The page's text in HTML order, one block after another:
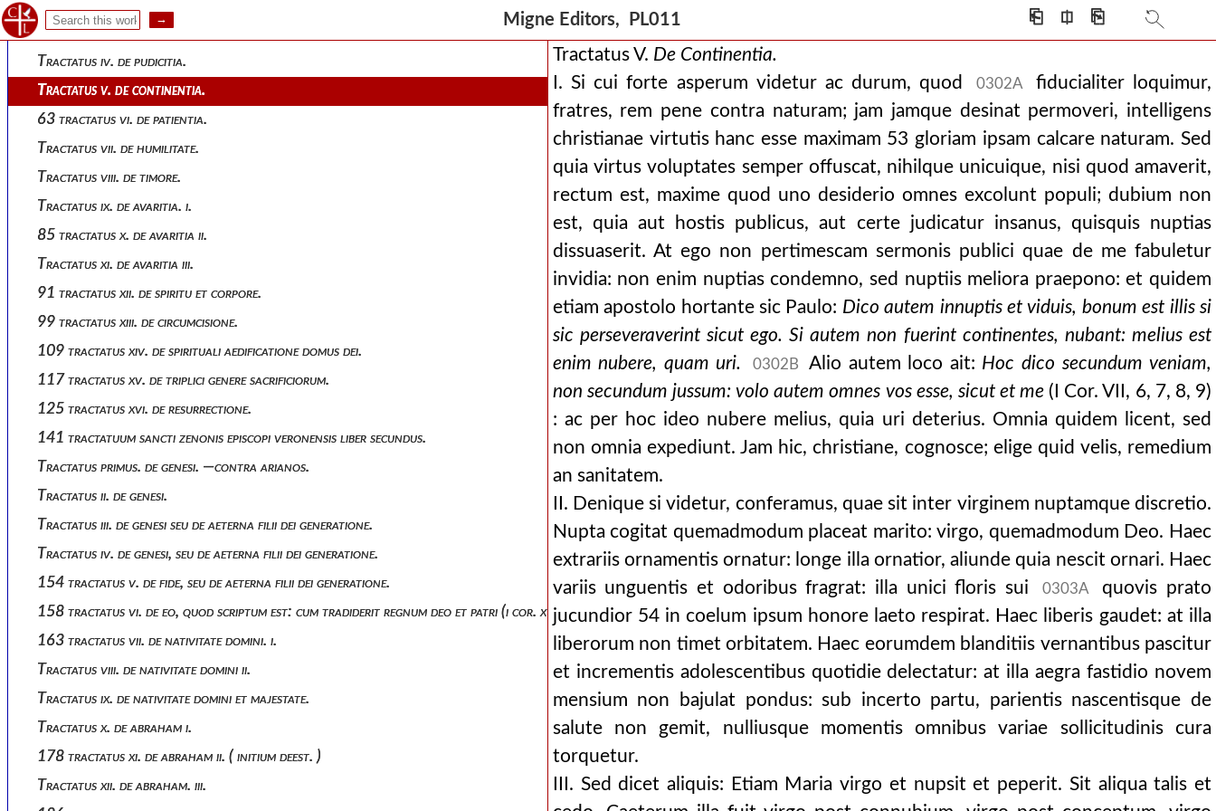
Migne Editors, PL011 ⎗ ⎅ ⎘
30 tractatus iii. de justitia.
Tractatus iv. de pudicitia.
Tractatus v. de continentia.
63 tractatus vi. de patientia.
Tractatus vii. de humilitate.
Tractatus viii. de timore.
Tractatus ix. de avaritia. i.
85 tractatus x. de avaritia ii.
Tractatus xi. de avaritia iii.
91 tractatus xii. de spiritu et corpore.
99 tractatus xiii. de circumcisione.
109 tractatus xiv. de spirituali aedificatione domus dei.
117 tractatus xv. de triplici genere sacrificiorum.
125 tractatus xvi. de resurrectione.
141 tractatuum sancti zenonis episcopi veronensis liber secundus.
Tractatus primus. de genesi. —contra arianos.
Tractatus ii. de genesi.
Tractatus iii. de genesi seu de aeterna filii dei generatione.
Tractatus iv. de genesi, seu de aeterna filii dei generatione.
154 tractatus v. de fide, seu de aeterna filii dei generatione.
158 tractatus vi. de eo, quod scriptum est: cum tradiderit regnum deo et patri (i cor. xv, v. 24).
163 tractatus vii. de nativitate domini. i.
Tractatus viii. de nativitate domini ii.
Tractatus ix. de nativitate domini et majestate.
Tractatus x. de abraham i.
178 tractatus xi. de abraham ii. ( initium deest. )
Tractatus xii. de abraham. iii.
Tractatus V. De Continentia.
I. Si cui forte asperum videtur ac durum, quod
0302A
fiducialiter loquimur,
fratres, rem pene contra naturam; jam jamque desinat permoveri, intelligens
christianae virtutis hanc esse maximam 53 gloriam ipsam calcare naturam. Sed
quia virtus voluptates semper offuscat, nihilque unicuique, nisi quod amaverit,
rectum est, maxime quod uno desiderio omnes excolunt populi; dubium non
est, quia aut hostis publicus, aut certe judicatur insanus, quisquis nuptias
dissuaserit. At ego non pertimescam sermonis publici quae de me fabuletur
invidia: non enim nuptias condemno, sed nuptiis meliora praepono: et quidem
etiam apostolo hortante sic Paulo: Dico autem innuptis et viduis, bonum est illis si
sic perseveraverint sicut ego. Si autem non fuerint continentes, nubant: melius est
enim nubere, quam uri.
0302B Alio autem loco ait: Hoc dico secundum veniam,
non secundum jussum: volo autem omnes vos esse, sicut et me (I Cor. VII, 6, 7, 8, 9)
: ac per hoc ideo nubere melius, quia uri deterius. Omnia quidem licent, sed
non omnia expediunt. Jam hic, christiane, cognosce; elige quid velis, remedium
an sanitatem.
II. Denique si videtur, conferamus, quae sit inter virginem nuptamque discretio.
Nupta cogitat quemadmodum placeat marito: virgo, quemadmodum Deo. Haec
extrariis ornamentis ornatur: longe illa ornatior, aliunde quia nescit ornari. Haec
variis unguentis et odoribus fragrat: illa unici floris sui
0303A
quovis prato
jucundior 54 in coelum ipsum honore laeto respirat. Haec liberis gaudet: at illa
liberorum non timet orbitatem. Haec eorumdem blanditiis vernantibus pascitur
et incrementis adolescentibus quotidie delectatur: at illa aegra fastidio novem
mensium non bajulat pondus: sub incerto partu, parientis nascentisque de
salute non gemit, nulliusque momentis omnibus variae sollicitudinis cura
torquetur.
III. Sed dicet aliquis: Etiam Maria virgo et nupsit et peperit. Sit aliqua talis et